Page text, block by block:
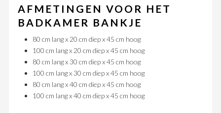
AFMETINGEN VOOR HET
BADKAMER BANKJE
80 cm lang x 20 cm diep x 45 cm hoog
100 cm lang x 20 cm diep x 45 cm hoog
80 cm lang x 30 cm diep x 45 cm hoog
100 cm lang x 30 cm diep x 45 cm hoog
80 cm lang x 40 cm diep x 45 cm hoog
100 cm lang x 40 cm diep x 45 cm hoog